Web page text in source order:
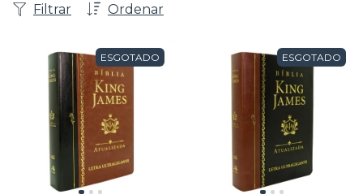
Ordenar
Filtrar
ESGOTADO ESGOTADO